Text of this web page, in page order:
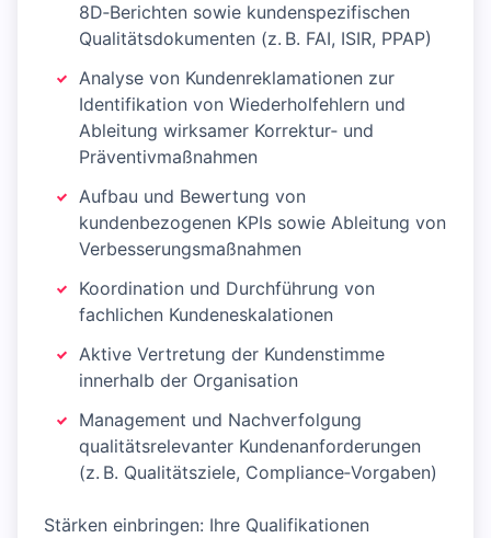
8D‑Berichten sowie kundenspezifischen
Qualitätsdokumenten (z. B. FAI, ISIR, PPAP)
Analyse von Kundenreklamationen zur
Identifikation von Wiederholfehlern und
Ableitung wirksamer Korrektur‑ und
Präventivmaßnahmen
Aufbau und Bewertung von
kundenbezogenen KPIs sowie Ableitung von
Verbesserungsmaßnahmen
Koordination und Durchführung von
fachlichen Kundeneskalationen
Aktive Vertretung der Kundenstimme
innerhalb der Organisation
Management und Nachverfolgung
qualitätsrelevanter Kundenanforderungen
(z. B. Qualitätsziele, Compliance‑Vorgaben)
Stärken einbringen: Ihre Qualifikationen